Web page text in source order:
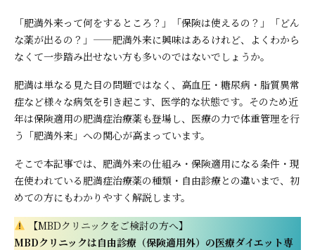
「肥満外来って何をするところ？」「保険は使えるの？」「どん
な薬が出るの？」——肥満外来に興味はあるけれど、よくわから
なくて一歩踏み出せない方も多いのではないでしょうか。
肥満は単なる見た目の問題ではなく、高血圧・糖尿病・脂質異常
症など様々な病気を引き起こす、医学的な状態です。そのため近
年は保険適用の肥満症治療薬も登場し、医療の力で体重管理を行
う「肥満外来」への関心が高まっています。
そこで本記事では、肥満外来の仕組み・保険適用になる条件・現
在使われている肥満症治療薬の種類・自由診療との違いまで、初
めての方にもわかりやすく解説します。
【MBDクリニックをご検討の方へ】
MBDクリニックは自由診療（保険適用外）の医療ダイエット専